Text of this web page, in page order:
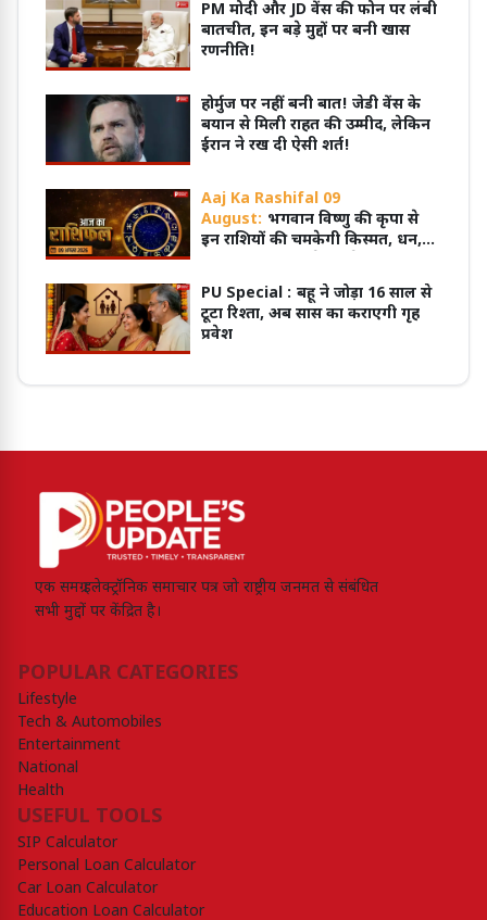
PM मोदी और JD वेंस की फोन पर लंबी
बातचीत, इन बड़े मुद्दों पर बनी खास
रणनीति!
होर्मुज पर नहीं बनी बात! जेडी वेंस के
बयान से मिली राहत की उम्मीद, लेकिन
ईरान ने रख दी ऐसी शर्त!
Aaj Ka Rashifal 09
August: भगवान विष्णु की कृपा से
इन राशियों की चमकेगी किस्मत, धन,
PU Special : बहू ने जोड़ा 16 साल से
टूटा रिश्ता, अब सास का कराएगी गृह
प्रवेश
एक समग्र इलेक्ट्रॉनिक समाचार पत्र जो राष्ट्रीय जनमत से संबंधित
सभी मुद्दों पर केंद्रित है।
POPULAR CATEGORIES
Lifestyle
Tech & Automobiles
Entertainment
National
Health
USEFUL TOOLS
SIP Calculator
Personal Loan Calculator
Car Loan Calculator
Education Loan Calculator